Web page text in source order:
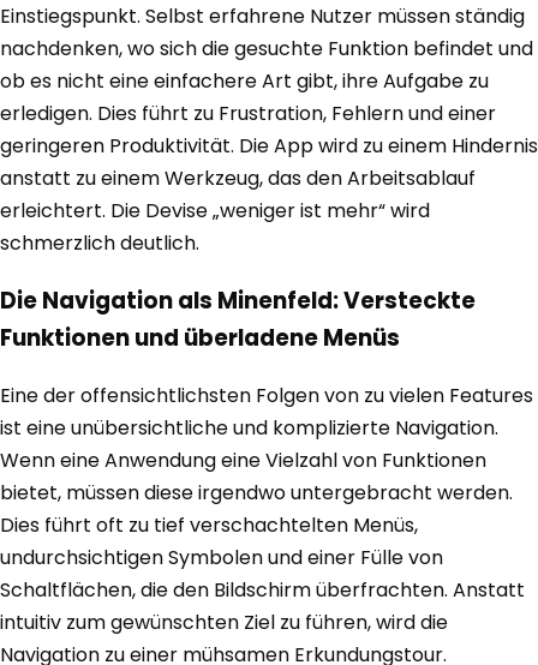
Einstiegspunkt. Selbst erfahrene Nutzer müssen ständig
nachdenken, wo sich die gesuchte Funktion befindet und
ob es nicht eine einfachere Art gibt, ihre Aufgabe zu
erledigen. Dies führt zu Frustration, Fehlern und einer
geringeren Produktivität. Die App wird zu einem Hindernis
anstatt zu einem Werkzeug, das den Arbeitsablauf
erleichtert. Die Devise „weniger ist mehr“ wird
schmerzlich deutlich.
Die Navigation als Minenfeld: Versteckte
Funktionen und überladene Menüs
Eine der offensichtlichsten Folgen von zu vielen Features
ist eine unübersichtliche und komplizierte Navigation.
Wenn eine Anwendung eine Vielzahl von Funktionen
bietet, müssen diese irgendwo untergebracht werden.
Dies führt oft zu tief verschachtelten Menüs,
undurchsichtigen Symbolen und einer Fülle von
Schaltflächen, die den Bildschirm überfrachten. Anstatt
intuitiv zum gewünschten Ziel zu führen, wird die
Navigation zu einer mühsamen Erkundungstour.